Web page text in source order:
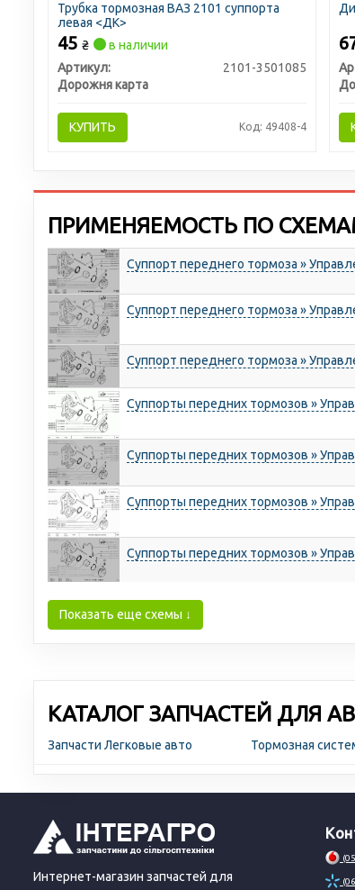
Трубка тормозная ВАЗ 2101 суппорта
левая <ДК>
45 ₴
в наличии
Артикул:
2101-3501085
Дорожня карта
КУПИТЬ Код: 49408-4
ПРИМЕНЯЕМОСТЬ ПО
Суппорт переднего тормоза »
Суппорт переднего тормоза »
Суппорт переднего тормоза »
Суппорты передних тормозов »
Суппорты передних тормозов »
Суппорты передних тормозов »
Суппорты передних тормозов »
Показать еще схемы ↓
КАТАЛОГ ЗАПЧАСТЕЙ ДЛЯ
Запчасти Легковые авто Тормозная
Интернет-магазин запчастей для